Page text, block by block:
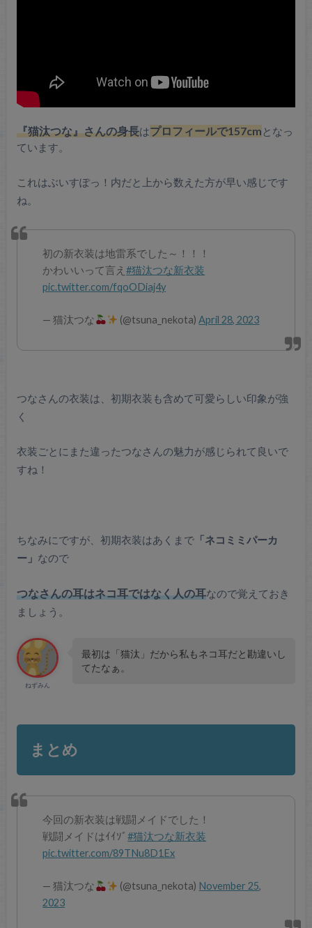
『猫汰つな』さんの身長はプロフィールで157cmとなっ
ています。
これはぶいすぽっ！内だと上から数えた方が早い感じです
ね。
初の新衣装は地雷系でした～！！！
かわいいって言え#猫汰つな新衣装
pic.twitter.com/fqoODiaj4y
— 猫汰つな (@tsuna_nekota)April 28, 2023
つなさんの衣装は、初期衣装も含めて可愛らしい印象が強
く
衣装ごとにまた違ったつなさんの魅力が感じられて良いで
すね！
ちなみにですが、初期衣装はあくまで「ネコミミパーカ
ー」 なので
つなさんの耳はネコ耳ではなく人の耳なので覚えておき
ましょう。
ねずみん
最初は「猫汰」だから私もネコ耳だと勘違いし
てたなぁ。
まとめ
今回の新衣装は戦闘メイドでした！
戦闘メイドはｲｲｿﾞ#猫汰つな新衣装
pic.twitter.com/89TNu8D1Ex
— 猫汰つな (@tsuna_nekota) November 25,
2023